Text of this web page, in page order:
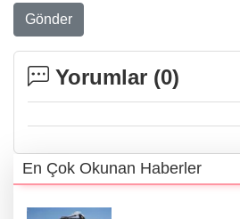
Gönder
Yorumlar (0)
En Çok Okunan Haberler